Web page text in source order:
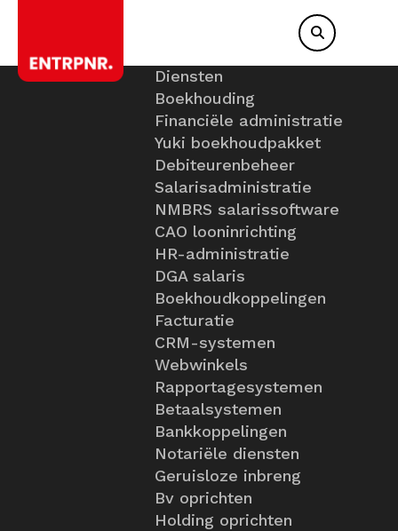
Diensten
Boekhouding
Financiële administratie
Yuki boekhoudpakket
Debiteurenbeheer
Salarisadministratie
NMBRS salarissoftware
CAO looninrichting
HR-administratie
DGA salaris
Boekhoudkoppelingen
Facturatie
CRM-systemen
Webwinkels
Rapportagesystemen
Betaalsystemen
Bankkoppelingen
Notariële diensten
Geruisloze inbreng
Bv oprichten
Holding oprichten